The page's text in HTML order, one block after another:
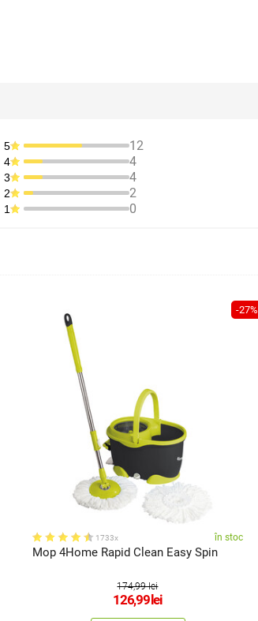
5 12
4 4
3 4
2 2
1 0
-27%
1733x în stoc
Mop 4Home Rapid Clean Easy Spin
174,99 lei
126,99lei